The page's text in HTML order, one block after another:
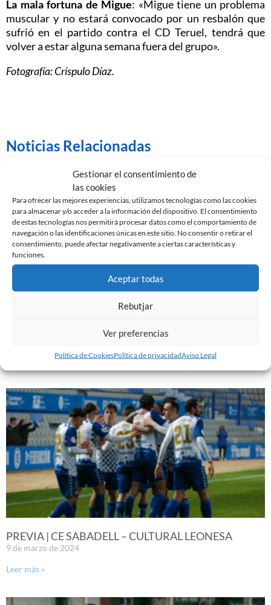
Gestionar el consentimiento de
las cookies
Para ofrecer las mejores experiencias, utilizamos tecnologías como las cookies
para almacenar y/o acceder a la información del dispositivo. El consentimiento
de estas tecnologías nos permitirá procesar datos como el comportamiento de
navegación o las identificaciones únicas en este sitio. No consentir o retirar el
consentimiento, puede afectar negativamente a ciertas características y
funciones.
Aceptar todas
Rebutjar
Ver preferencias
Política de CookiesPolítica de privacidadAviso Legal
La mala fortuna de Migue: «Migue tiene un problema
muscular y no estará convocado por un resbalón que
sufrió en el partido contra el CD Teruel, tendrá que
volver a estar alguna semana fuera del grupo».
Fotografía: Críspulo Díaz.
Noticias Relacionadas
EL SABADELL EMPATA ANTE LA CULTURAL EN LA
PREVIA | CE SABADELL – CULTURAL LEONESA
9 de marzo de 2024
Leer más »